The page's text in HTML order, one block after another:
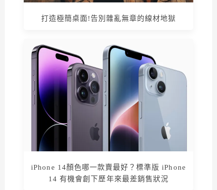
打造極簡桌面!告別雜亂無章的線材地獄
iPhone 14顏色哪一款賣最好？標準版 iPhone
14 有機會創下歷年來最差銷售狀況